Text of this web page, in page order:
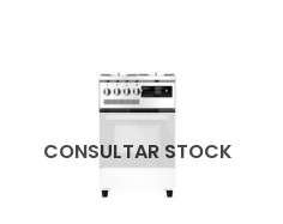
CONSULTAR STOCK